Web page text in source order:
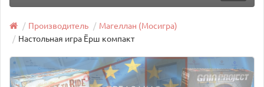
Производитель
Магеллан (Мосигра)
Настольная игра Ёрш компакт